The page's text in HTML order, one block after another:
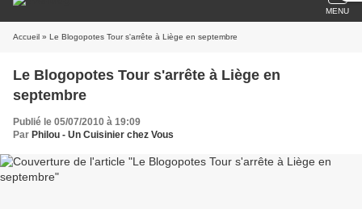
MENU
Accueil » Le Blogopotes Tour s'arrête à Liège en septembre
Le Blogopotes Tour s'arrête à Liège en
septembre
Publié le 05/07/2010 à 19:09
Par Philou - Un Cuisinier chez Vous